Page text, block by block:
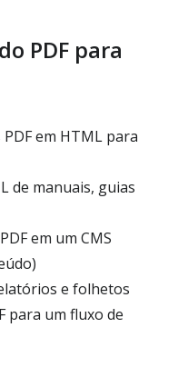
PDF para
em HTML para
de manuais, guias
em um CMS
e folhetos
para um fluxo de